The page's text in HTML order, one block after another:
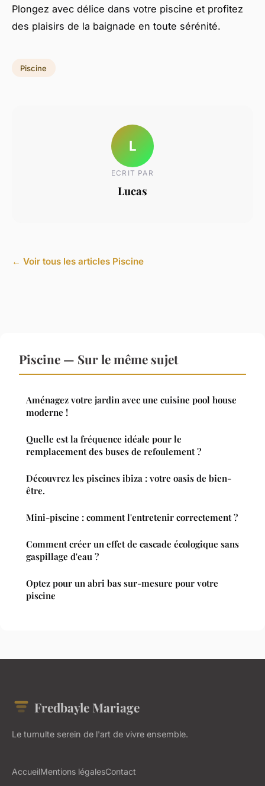
Plongez avec délice dans votre piscine et profitez
des plaisirs de la baignade en toute sérénité.
Piscine
L
ECRIT PAR
Lucas
← Voir tous les articles Piscine
Piscine — Sur le même sujet
Aménagez votre jardin avec une cuisine pool house
moderne !
Quelle est la fréquence idéale pour le
remplacement des buses de refoulement ?
Découvrez les piscines ibiza : votre oasis de bien-
être.
Mini-piscine : comment l'entretenir correctement ?
Comment créer un effet de cascade écologique sans
gaspillage d'eau ?
Optez pour un abri bas sur-mesure pour votre
piscine
Fredbayle Mariage
Le tumulte serein de l'art de vivre ensemble.
AccueilMentions légalesContact